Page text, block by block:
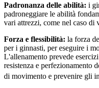
Padronanza delle abilità: i
padroneggiare le abilità
vari attrezzi, come nel caso di
Forza e flessibilità: la forza
per i ginnasti, per eseguire i
L'allenamento prevede
resistenza e perfezionamento
di movimento e prevenire gli